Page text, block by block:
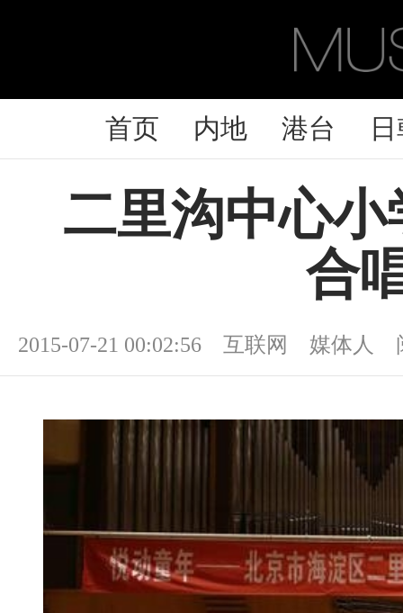
首页 内地 港台
二里沟中心
合
2015-07-21 00:02:56 互联网 媒体人